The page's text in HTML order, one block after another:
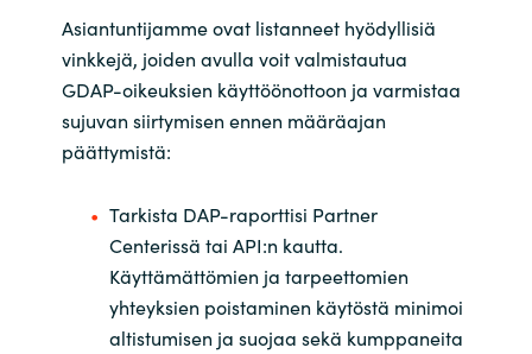
Romania
Serbia
Singapore
Spain
Sri Lanka
Asiantuntijamme ovat listanneet hyödyllisiä
vinkkejä, joiden avulla voit valmistautua
GDAP-oikeuksien käyttöönottoon ja varmistaa
sujuvan siirtymisen ennen määräajan
päättymistä:
Tarkista DAP-raporttisi Partner
Centerissä tai API:n kautta.
Käyttämättömien ja tarpeettomien
yhteyksien poistaminen käytöstä minimoi
altistumisen ja suojaa sekä kumppaneita